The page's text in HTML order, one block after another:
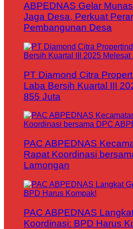
ABPEDNAS Gelar
Jaga Desa, Perkuat
Pembangunan Desa
PT Diamond Citra
Laba Bersih Kuartal III
855 Juta
PAC ABPEDNAS
Rapat Koordinasi
Lamongan
PAC ABPEDNAS
Koordinasi: BPD Harus